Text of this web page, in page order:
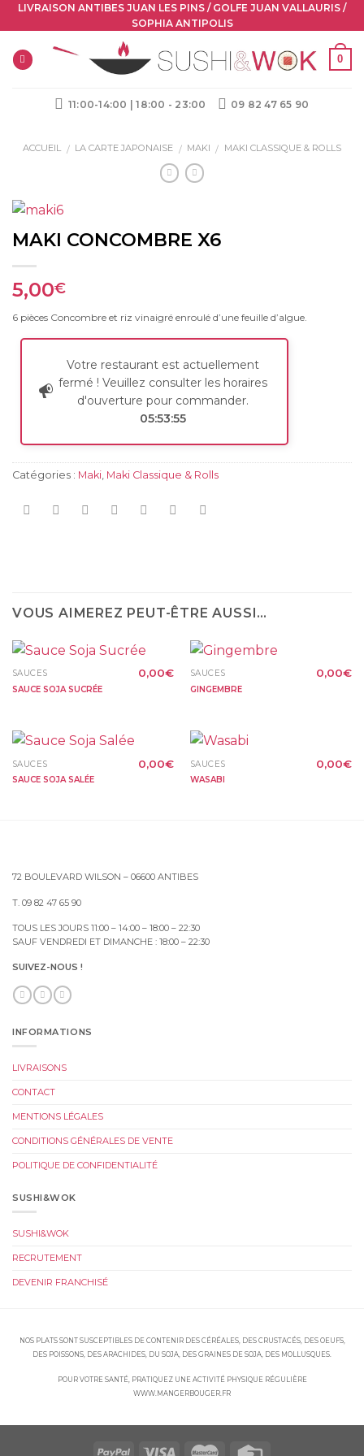
Skip
to
content
LIVRAISON ANTIBES JUAN LES PINS / GOLFE JUAN VALLAURIS /
SOPHIA ANTIPOLIS
0
11:00-14:00 | 18:00 - 23:00 09 82 47 65 90
ACCUEIL / LA CARTE JAPONAISE / MAKI / MAKI CLASSIQUE & ROLLS
MAKI CONCOMBRE X6
5,00€
6 pièces Concombre et riz vinaigré enroulé d’une feuille d’algue.
Votre restaurant est actuellement
fermé ! Veuillez consulter les horaires
d'ouverture pour commander.
05:53:55
Catégories : Maki Maki Classique & Rolls
VOUS AIMEREZ PEUT-ÊTRE AUSSI…
SAUCES
SAUCE SOJA SUCRÉE
0,00€
SAUCES
GINGEMBRE
0,00€
SAUCES
SAUCE SOJA SALÉE
0,00€
SAUCES
WASABI
0,00€
72 BOULEVARD WILSON – 06600 ANTIBES
T. 09 82 47 65 90
TOUS LES JOURS 11:00 – 14:00 – 18:00 – 22:30
SAUF VENDREDI ET DIMANCHE : 18:00 – 22:30
SUIVEZ-NOUS !
INFORMATIONS
LIVRAISONS
CONTACT
MENTIONS LÉGALES
CONDITIONS GÉNÉRALES DE VENTE
POLITIQUE DE CONFIDENTIALITÉ
SUSHI&WOK
SUSHI&WOK
RECRUTEMENT
DEVENIR FRANCHISÉ
NOS PLATS SONT SUSCEPTIBLES DE CONTENIR DES CÉRÉALES, DES CRUSTACÉS, DES OEUFS,
DES POISSONS, DES ARACHIDES, DU SOJA, DES GRAINES DE SOJA, DES MOLLUSQUES.
POUR VOTRE SANTÉ, PRATIQUEZ UNE ACTIVITÉ PHYSIQUE RÉGULIÈRE
WWW.MANGERBOUGER.FR